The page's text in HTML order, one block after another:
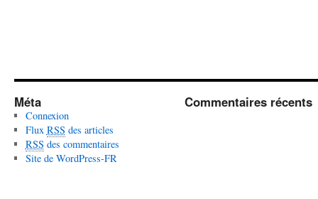
Méta
Connexion
Flux RSS des articles
RSS des commentaires
Site de WordPress-FR
Commentaires récents